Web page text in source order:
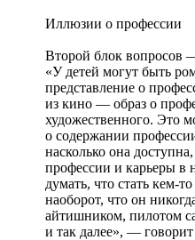
Иллюзии о профессии
Второй блок вопросов
«У детей могут быть
представление о
из кино — образ о
художественного. Это
о содержании
насколько она
профессии и карьеры в
думать, что стать кем-
наоборот, что он
айтишником, пилотом
и так далее», —